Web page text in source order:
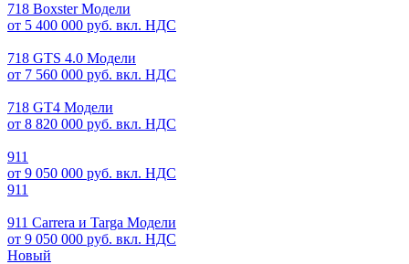
718 Boxster Модели
от 5 400 000 руб. вкл. НДС
718 GTS 4.0 Модели
от 7 560 000 руб. вкл. НДС
718 GT4 Модели
от 8 820 000 руб. вкл. НДС
911
от 9 050 000 руб. вкл. НДС
911
911 Carrera и Targa Модели
от 9 050 000 руб. вкл. НДС
Новый